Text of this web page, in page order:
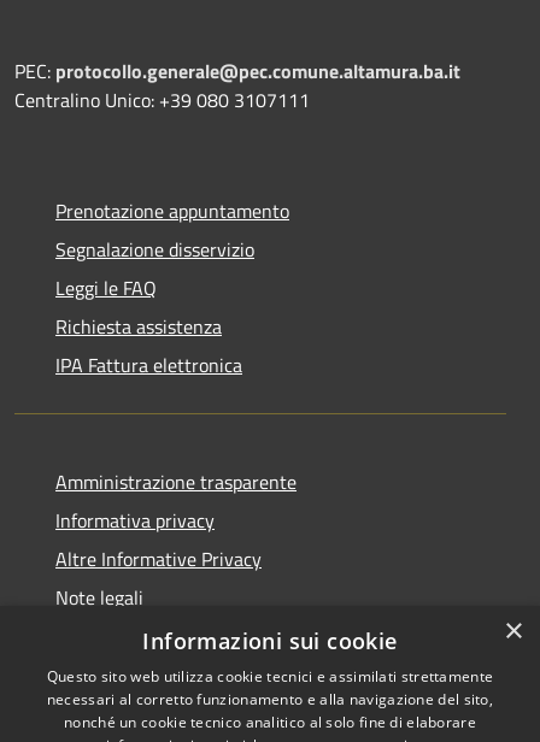
PEC: protocollo.generale@pec.comune.altamura.ba.it
Centralino Unico: +39 080 3107111
Prenotazione appuntamento
Segnalazione disservizio
Leggi le FAQ
Richiesta assistenza
IPA Fattura elettronica
Amministrazione trasparente
Informativa privacy
Altre Informative Privacy
Note legali
Dichiarazione di accessibilità
×
Informazioni sui cookie
Questo sito web utilizza cookie tecnici e assimilati strettamente
necessari al corretto funzionamento e alla navigazione del sito,
nonché un cookie tecnico analitico al solo fine di elaborare